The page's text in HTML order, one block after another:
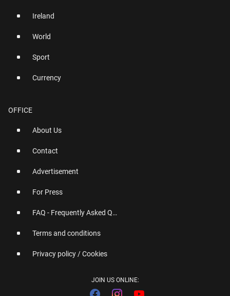
Ireland
World
Sport
Currency
OFFICE
About Us
Contact
Advertisement
For Press
FAQ - Frequently Asked Questions
Terms and conditions
Privacy policy / Cookies
JOIN US ONLINE: